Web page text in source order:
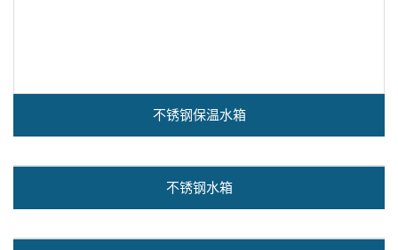
不锈钢保温水箱
不锈钢水箱